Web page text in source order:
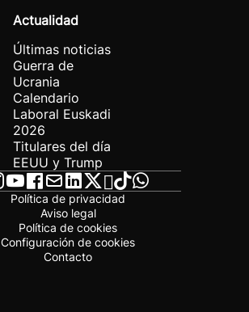
Actualidad
Últimas noticias
Guerra de
Ucrania
Calendario
Laboral Euskadi
2026
Titulares del día
EEUU y Trump
Política de privacidad
Aviso legal
Política de cookies
Configuración de cookies
Contacto